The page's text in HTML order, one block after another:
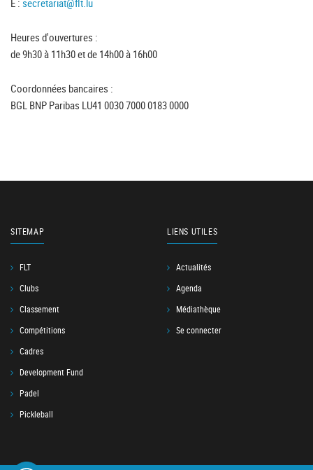
E : secretariat@flt.lu
Heures d'ouvertures :
de 9h30 à 11h30 et de 14h00 à 16h00
Coordonnées bancaires :
BGL BNP Paribas LU41 0030 7000 0183 0000
SITEMAP
FLT
Clubs
Classement
Compétitions
Cadres
Development Fund
Padel
Pickleball
LIENS UTILES
Actualités
Agenda
Médiathèque
Se connecter